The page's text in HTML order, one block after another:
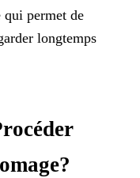
qui permet de
longtemps